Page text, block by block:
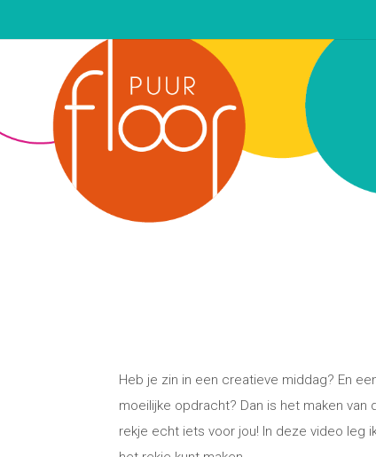
Heb je zin in een creatieve middag? En
moeilijke opdracht? Dan is het maken van
rekje echt iets voor jou! In deze video leg